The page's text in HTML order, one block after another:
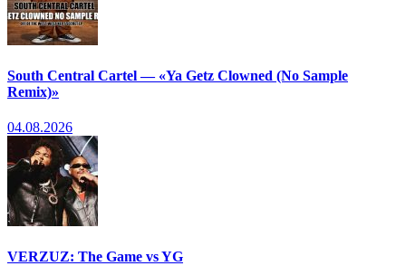
South Central Cartel — «Ya Getz Clowned (No Sample
Remix)»
04.08.2026
VERZUZ: The Game vs YG